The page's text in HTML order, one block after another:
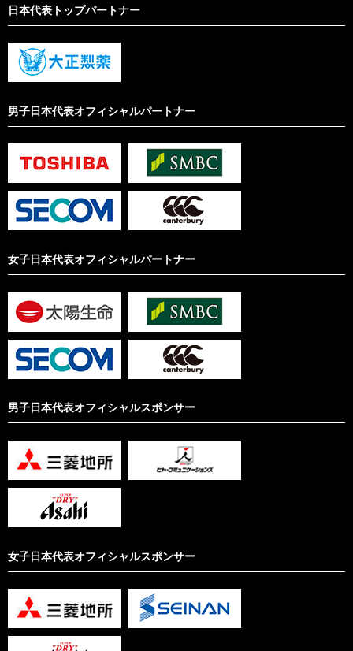
日本代表トップパートナー
男子日本代表オフィシャルパートナー
女子日本代表オフィシャルパートナー
男子日本代表オフィシャルスポンサー
女子日本代表オフィシャルスポンサー